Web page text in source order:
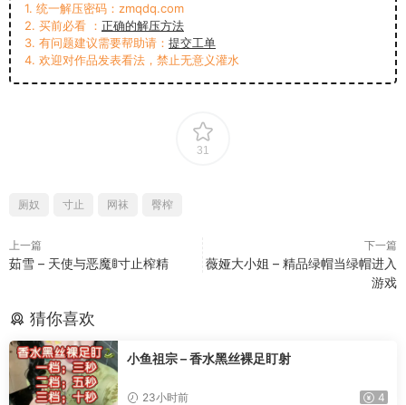
1. 统一解压密码：zmqdq.com
2. 买前必看 ： 正确的解压方法
3. 有问题建议需要帮助请： 提交工单
4. 欢迎对作品发表看法，禁止无意义灌水
31
厕奴 寸止 网袜 臀榨
上一篇
茹雪 – 天使与恶魔🚦寸止榨精
下一篇
薇娅大小姐 – 精品绿帽当绿帽进入
游戏
猜你喜欢
小鱼祖宗 – 香水黑丝裸足盯射
23小时前 4